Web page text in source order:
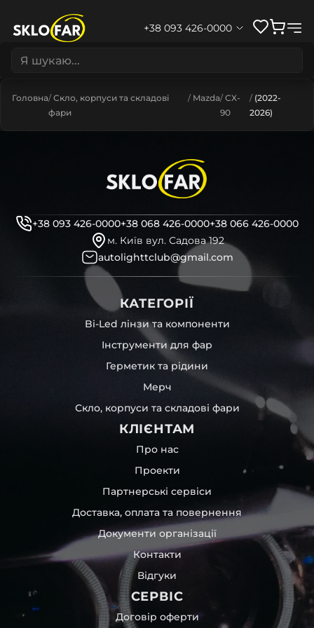
+38 093 426-0000
Головна Скло, корпуси та складові
фари
Mazda CX-
90
(2022-
2026)
+38 093 426-0000+38 068 426-0000+38 066 426-0000
м. Київ вул. Садова 192
autolighttclub@gmail.com
КАТЕГОРІЇ
Bi-Led лінзи та компоненти
Інструменти для фар
Герметик та рідини
Мерч
Скло, корпуси та складові фари
КЛІЄНТАМ
Про нас
Проекти
Партнерські сервіси
Доставка, оплата та повернення
Документи організації
Контакти
Відгуки
СЕРВІС
Договір оферти